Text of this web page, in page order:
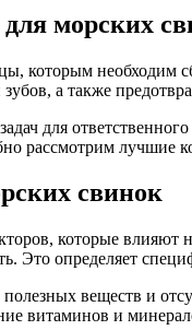
морских
а также
для
рассмотрим
свинок
которые
Это определяет
веществ и
витаминов и